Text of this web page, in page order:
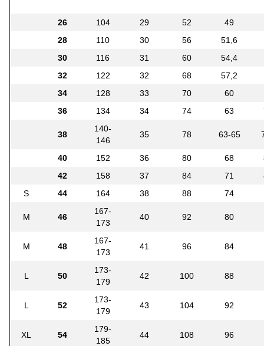
26 104 29 52
49
28
110 30 56
51,6
30
116 31 60
54,4
32
122 32 68
57,2
34
128 33 70
60
36
134 34 74 63
38
140-
146
35 78 63-65
40 152 36 80 68
42
158 37 84 71
S
44 164 38 88 74
M 46
167-
173
40 92 80
M 48
167-
173
41 96 84
L 50
173-
179
42 100 88
L 52
173-
179
43 104 92
XL 54
179-
185
44 108 96